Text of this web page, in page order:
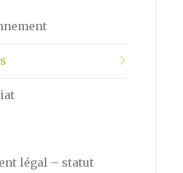
légal – statut